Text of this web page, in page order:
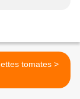
tian courgettes tomates >